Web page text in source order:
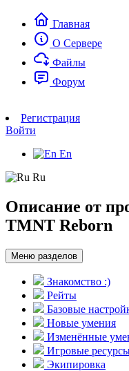
Главная
О Сервере
Файлы
Форум
Регистрация
Войти
En
Ru
Описание от
TMNT Reborn
Меню разделов
Знакомство :)
Рейты
Базовые
Новые умения
Изменённые
Игровые
Экипировка